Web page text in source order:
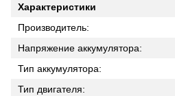
Характеристики
Производитель:
Напряжение аккумулятора:
Тип аккумулятора:
Тип двигателя: